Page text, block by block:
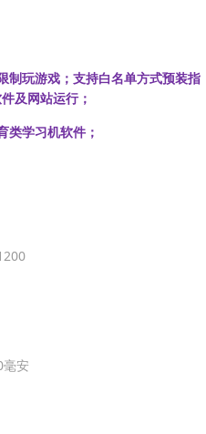
制玩游戏；支持白名单方式预装指
及网站运行；
类学习机软件；
毫安